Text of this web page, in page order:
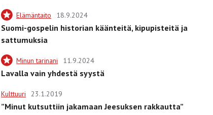
Elämäntaito 18.9.2024
Suomi-gospelin historian käänteitä, kipupisteitä ja
sattumuksia
Minun tarinani 11.9.2024
Lavalla vain yhdestä syystä
Kulttuuri 23.1.2019
”Minut kutsuttiin jakamaan Jeesuksen rakkautta”